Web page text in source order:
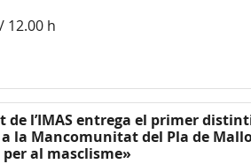
12.00 h
de l’IMAS entrega el primer
la Mancomunitat del Pla de
al masclisme»